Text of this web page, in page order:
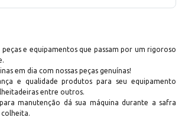
e equipamentos que passam por um rigoroso
em dia com nossas peças genuínas!
e qualidade produtos para seu equipamento
entre outros.
manutenção dá sua máquina durante a safra